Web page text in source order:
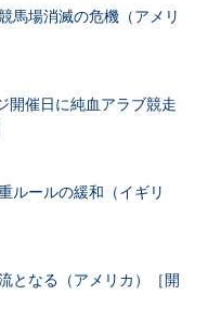
馬場消滅の危機（アメリ
開催日に純血アラブ競走
ルールの緩和（イギリ
となる（アメリカ）［開